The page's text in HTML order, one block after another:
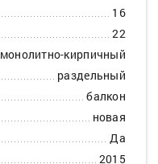
16
22
монолитно-кирпичный
раздельный
балкон
новая
Да
2015